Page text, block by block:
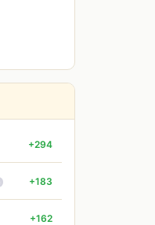
+294
+183
+162